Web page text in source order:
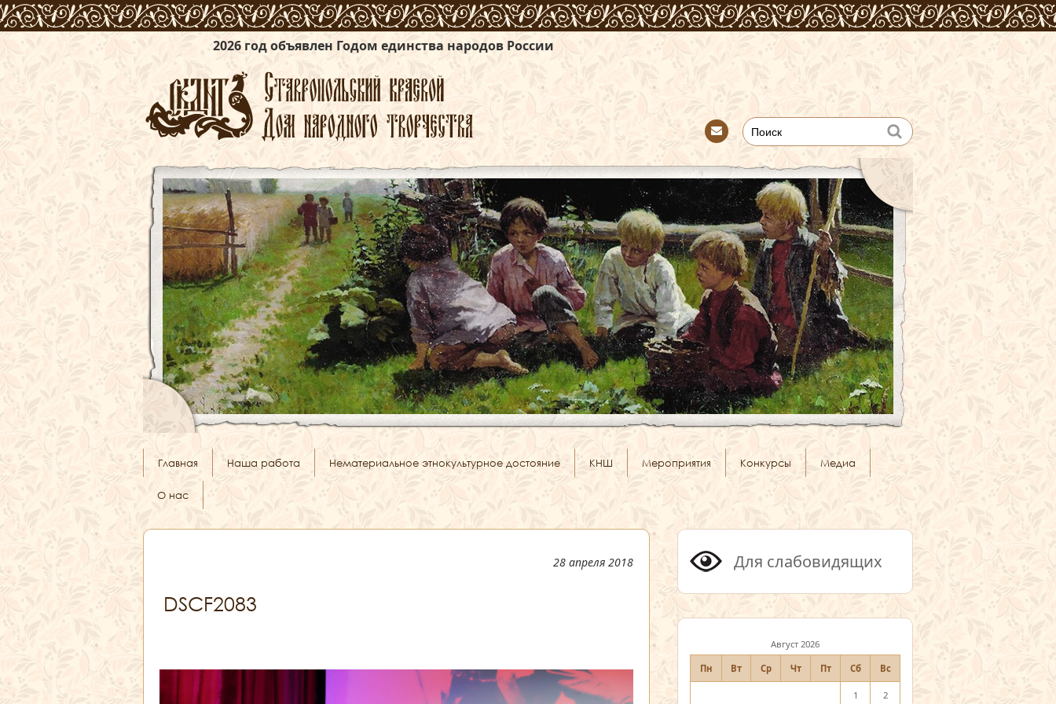
2026 год объявлен Годом единства народов России
tact
Главная Наша работа Нематериальное этнокультурное достояние КНШ Мероприятия Конкурсы Медиа
О нас
28 апреля 2018
DSCF2083
Для слабовидящих
Август 2026
Пн Вт Ср Чт Пт Сб Вс
1 2